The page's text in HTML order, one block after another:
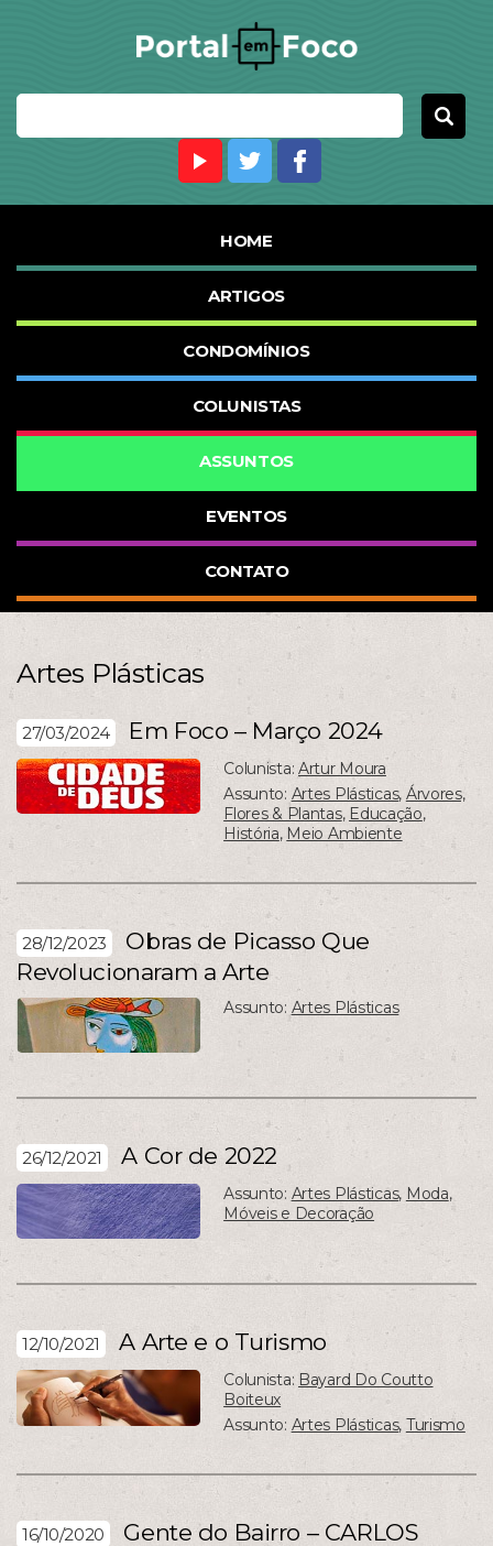
HOME
ARTIGOS
CONDOMÍNIOS
COLUNISTAS
ASSUNTOS
EVENTOS
CONTATO
Artes Plásticas
27/03/2024 Em Foco – Março 2024
Colunista:Artur Moura
Assunto: Artes Plásticas, Árvores,
Flores & Plantas, Educação,
História, Meio Ambiente
28/12/2023
Obras de Picasso Que
Revolucionaram a Arte
Assunto: Artes Plásticas
26/12/2021 A Cor de 2022
Assunto: Artes Plásticas, Moda,
Móveis e Decoração
12/10/2021 A Arte e o Turismo
Colunista: Bayard Do Coutto
Boiteux
Assunto: Artes Plásticas, Turismo
16/10/2020
Gente do Bairro – CARLOS